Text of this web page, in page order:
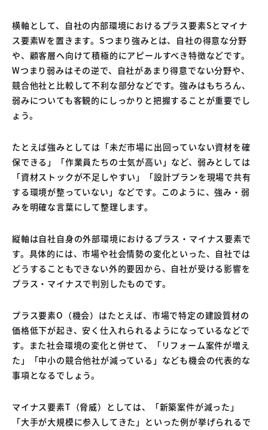
横軸として、自社の内部環境におけるプラス要素Sとマイナ
ス要素Wを置きます。Sつまり強みとは、自社の得意な分野
や、顧客層へ向けて積極的にアピールすべき特徴などです。
Wつまり弱みはその逆で、自社があまり得意でない分野や、
競合他社と比較して不利な部分などです。強みはもちろん、
弱みについても客観的にしっかりと把握することが重要でし
ょう。
たとえば強みとしては「未だ市場に出回っていない資材を確
保できる」「作業員たちの士気が高い」など、弱みとしては
「資材ストックが不足しやすい」「設計プランを現場で共有
する環境が整っていない」などです。このように、強み・弱
みを明確な言葉にして整理します。
縦軸は自社自身の外部環境におけるプラス・マイナス要素で
す。具体的には、市場や社会情勢の変化といった、自社では
どうすることもできない外的要因から、自社が受ける影響を
プラス・マイナスで判別したものです。
プラス要素O（機会）はたとえば、市場で特定の建設質材の
価格低下が起き、安く仕入れられるようになっているなどで
す。また社会環境の変化と併せて、「リフォーム案件が増え
た」「中小の競合他社が減っている」なども機会の代表的な
事項となるでしょう。
マイナス要素T（脅威）としては、「新築案件が減った」
「大手が大規模に参入してきた」といった例が挙げられるで